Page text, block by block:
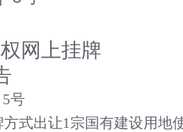
网上挂牌
5号
方式出让1宗国有建设用地